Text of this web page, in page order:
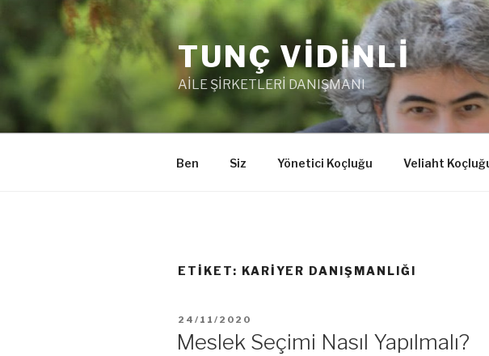
TUNÇ VİDİNLİ
AİLE ŞİRKETLERİ DANIŞMANI
Ben Siz Yönetici Koçluğu Veliaht
ETIKET: KARIYER DANIŞMANLIĞI
YAYIM
24/11/2020
Meslek Seçimi Nasıl Yapılmalı?